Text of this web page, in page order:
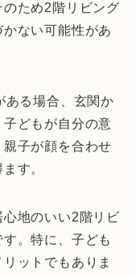
ため2階リビング
ない可能性があ
ある場合、玄関か
どもが自分の意
子が顔を合わせ
す。
地のいい2階リビ
。特に、子ども
ットでもありま